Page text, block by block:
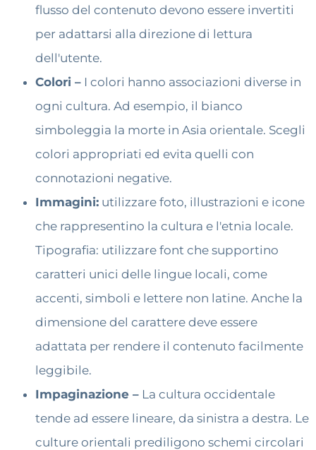
flusso del contenuto devono essere invertiti
per adattarsi alla direzione di lettura
dell'utente.
Colori – I colori hanno associazioni diverse in
ogni cultura. Ad esempio, il bianco
simboleggia la morte in Asia orientale. Scegli
colori appropriati ed evita quelli con
connotazioni negative.
Immagini: utilizzare foto, illustrazioni e icone
che rappresentino la cultura e l'etnia locale.
Tipografia: utilizzare font che supportino
caratteri unici delle lingue locali, come
accenti, simboli e lettere non latine. Anche la
dimensione del carattere deve essere
adattata per rendere il contenuto facilmente
leggibile.
Impaginazione – La cultura occidentale
tende ad essere lineare, da sinistra a destra. Le
culture orientali prediligono schemi circolari